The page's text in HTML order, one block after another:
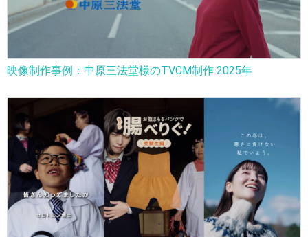
映像制作事例：中原三法堂様のTVCM制作 2025年